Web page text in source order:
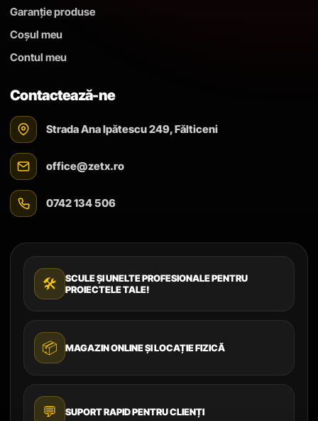
Garanție produse
Coșul meu
Contul meu
Contactează-ne
Strada Ana Ipătescu 249, Fălticeni
office@zetx.ro
0742 134 506
🛠️
SCULE ȘI UNELTE PROFESIONALE PENTRU
PROIECTELE TALE!
📦 MAGAZIN ONLINE ȘI LOCAȚIE FIZICĂ
💬 SUPORT RAPID PENTRU CLIENȚI